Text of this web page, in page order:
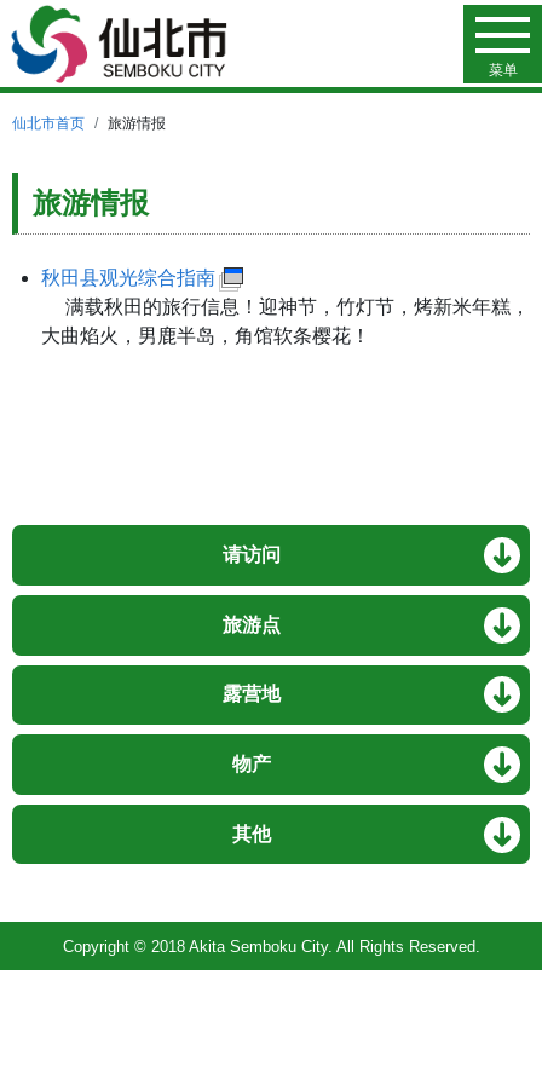
菜单
仙北市首页 旅游情报
旅游情报
秋田县观光综合指南
满载秋田的旅行信息！迎神节，竹灯节，烤新米年糕，
大曲焰火，男鹿半岛，角馆软条樱花！
请访问
旅游点
露营地
物产
其他
Copyright © 2018 Akita Semboku City. All Rights Reserved.